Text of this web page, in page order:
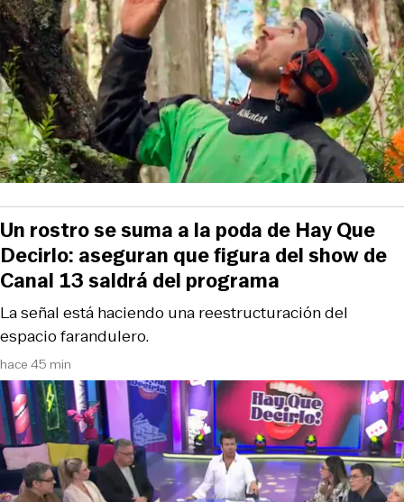
hace 45 min
La señal está haciendo una reestructuración del
espacio farandulero.
Un rostro se suma a la poda de Hay Que
Decirlo: aseguran que figura del show de
Canal 13 saldrá del programa